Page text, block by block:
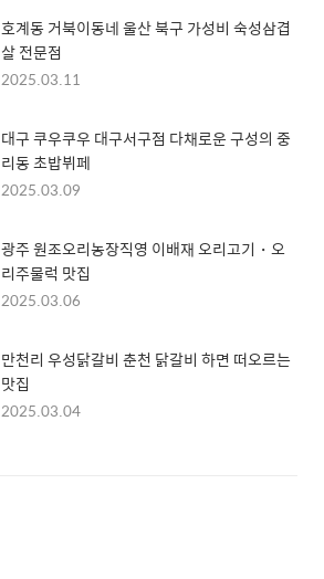
호계동 거북이동네 울산 북구 가성비 숙성삼겹
살 전문점
2025.03.11
대구 쿠우쿠우 대구서구점 다채로운 구성의 중
리동 초밥뷔페
2025.03.09
광주 원조오리농장직영 이배재 오리고기・오
리주물럭 맛집
2025.03.06
만천리 우성닭갈비 춘천 닭갈비 하면 떠오르는
맛집
2025.03.04